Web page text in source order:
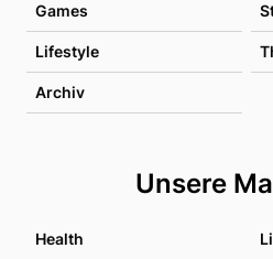
Games
Lifestyle
Archiv
Unsere
Health